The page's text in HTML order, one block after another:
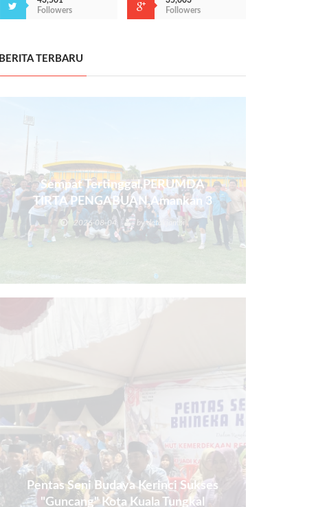
Followers
Followers
BERITA TERBARU
Sempat Tertinggal,PERUMDA
TIRTA PENGABUAN,Amankan 3
Poin.
2026-08-04 bydetakjambi
Pentas Seni Budaya Kerinci Sukses
"Guncang" Kota Kuala Tungkal